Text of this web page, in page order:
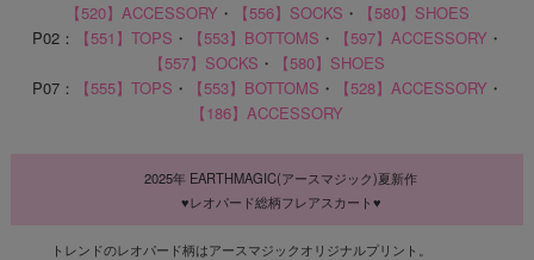
【520】ACCESSORY ・ 【556】SOCKS ・
【580】SHOES
P02：
【551】TOPS ・ 【553】BOTTOMS ・ 【597】ACCESSORY ・
【557】SOCKS ・
【580】SHOES
P07：
【555】TOPS ・ 【553】BOTTOMS ・ 【528】ACCESSORY ・
【186】ACCESSORY
2025年 EARTHMAGIC(アースマジック)夏新作
♥レオパード総柄フレアスカート♥
トレンドのレオパード柄はアースマジックオリジナルプリント。